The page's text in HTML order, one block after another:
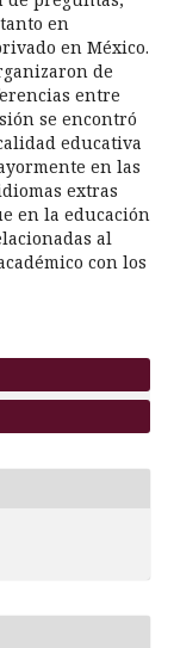
en
en México.
de
entre
se encontró
educativa
en las
extras
en la educación
al
con los